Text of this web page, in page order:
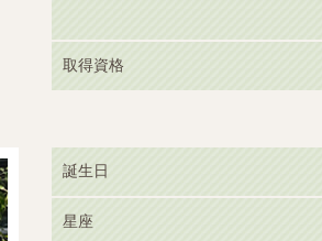
取得資格
誕生日
星座